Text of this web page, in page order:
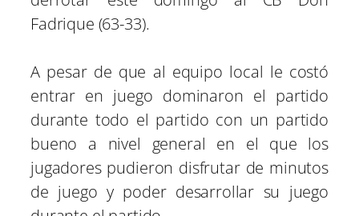
Fadrique (63-33).
A pesar de que al equipo local le costó
entrar en juego dominaron el partido
durante todo el partido con un partido
bueno a nivel general en el que los
jugadores pudieron disfrutar de minutos
de juego y poder desarrollar su juego